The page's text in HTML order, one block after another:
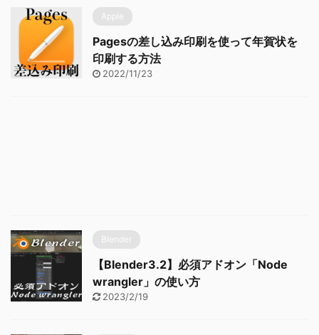
Apple
Pagesの差し込み印刷を使って年賀状を
印刷する方法
2022/11/23
Blender
【Blender3.2】必須アドオン「Node
wrangler」の使い方
2023/2/19